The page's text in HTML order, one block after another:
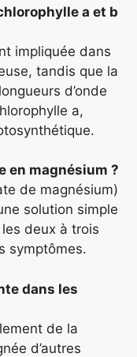
a et b
impliquée dans
tandis que la
d’onde
a,
en magnésium ?
de magnésium)
solution simple
deux à trois
symptômes.
dans les
de la
d’autres